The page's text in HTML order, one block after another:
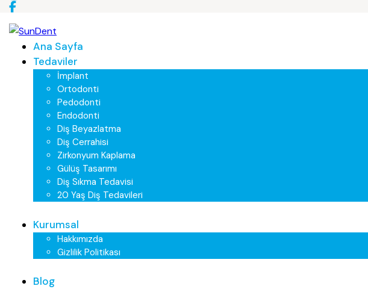
Ana Sayfa
Tedaviler
İmplant
Ortodonti
Pedodonti
Endodonti
Diş Beyazlatma
Diş Cerrahisi
Zirkonyum Kaplama
Gülüş Tasarımı
Diş Sıkma Tedavisi
20 Yaş Diş Tedavileri
Kurumsal
Hakkımızda
Gizlilik Politikası
Blog